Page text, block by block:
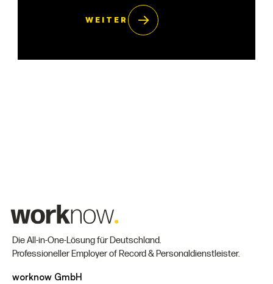
WEITER →
Die All-in-One-Lösung für Deutschland.
Professioneller Employer of Record & Personaldienstleister.
worknow GmbH